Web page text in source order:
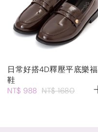
日常好搭4D釋壓平底樂福
鞋
NT$ 988 NT$ 1680